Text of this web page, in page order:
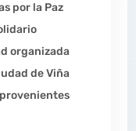
por la Paz
organizada
de Viña